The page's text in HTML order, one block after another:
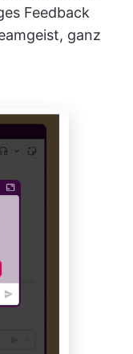
Feedback
ganz